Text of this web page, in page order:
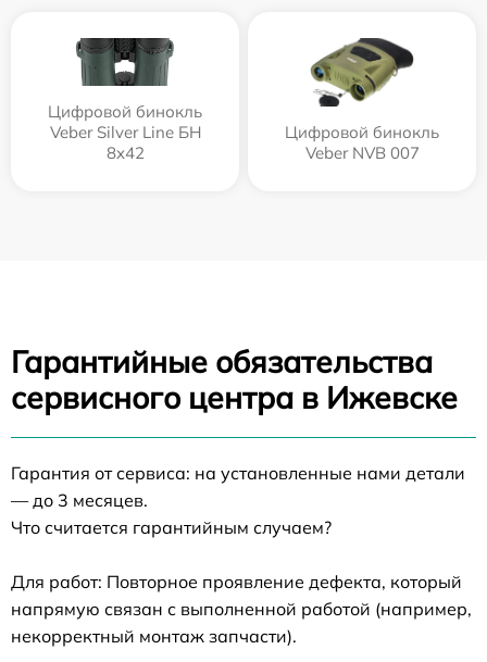
Цифровой бинокль
Veber Silver Line БН
8x42
Цифровой бинокль
Veber NVB 007
Гарантийные обязательства
сервисного центра в Ижевске
Гарантия от сервиса: на установленные нами детали
— до 3 месяцев.
Что считается гарантийным случаем?
Для работ: Повторное проявление дефекта, который
напрямую связан с выполненной работой (например,
некорректный монтаж запчасти).